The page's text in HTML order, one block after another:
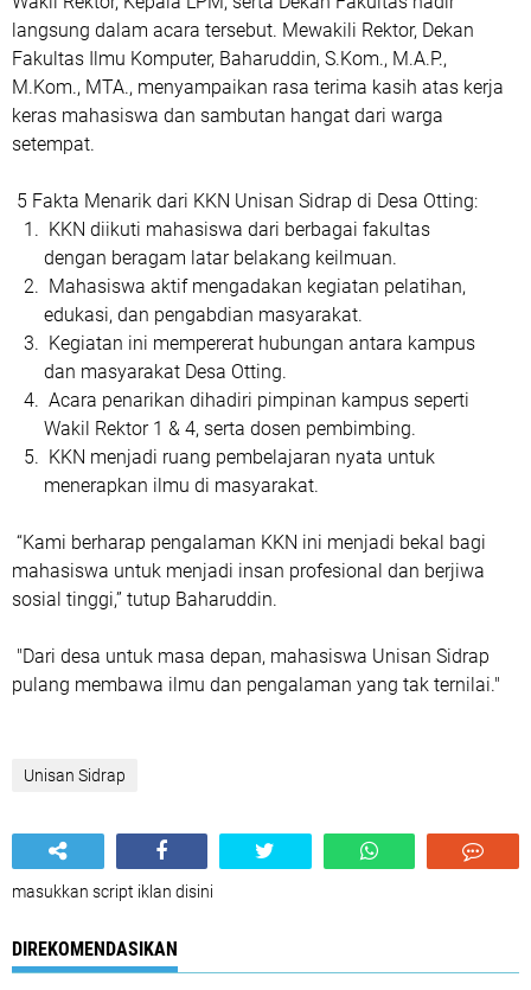
langsung dalam acara tersebut. Mewakili Rektor, Dekan
Fakultas Ilmu Komputer, Baharuddin, S.Kom., M.A.P.,
M.Kom., MTA., menyampaikan rasa terima kasih atas kerja
keras mahasiswa dan sambutan hangat dari warga
setempat.
5 Fakta Menarik dari KKN Unisan Sidrap di Desa Otting:
KKN diikuti mahasiswa dari berbagai fakultas
dengan beragam latar belakang keilmuan.
Mahasiswa aktif mengadakan kegiatan pelatihan,
edukasi, dan pengabdian masyarakat.
Kegiatan ini mempererat hubungan antara kampus
dan masyarakat Desa Otting.
Acara penarikan dihadiri pimpinan kampus seperti
Wakil Rektor 1 & 4, serta dosen pembimbing.
KKN menjadi ruang pembelajaran nyata untuk
menerapkan ilmu di masyarakat.
“Kami berharap pengalaman KKN ini menjadi bekal bagi
mahasiswa untuk menjadi insan profesional dan berjiwa
sosial tinggi,” tutup Baharuddin.
"Dari desa untuk masa depan, mahasiswa Unisan Sidrap
pulang membawa ilmu dan pengalaman yang tak ternilai."
Unisan Sidrap
masukkan script iklan disini
DIREKOMENDASIKAN